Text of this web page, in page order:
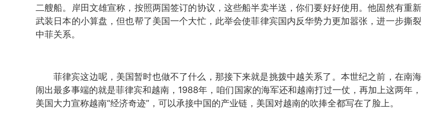
二艘船。岸田文雄宣称，按照两国签订的协议，这些船半卖半送，你们要好好使用。他固然有重新
武装日本的小算盘，但也帮了美国一个大忙，此举会使菲律宾国内反华势力更加嚣张，进一步撕裂
中菲关系。
菲律宾这边呢，美国暂时也做不了什么，那接下来就是挑拨中越关系了。本世纪之前，在南海
闹出最多事端的就是菲律宾和越南，1988年，咱们国家的海军还和越南打过一仗，再加上这两年，
美国大力宣称越南“经济奇迹”，可以承接中国的产业链，美国对越南的吹捧全都写在了脸上。